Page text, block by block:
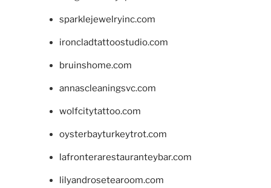
sparklejewelryinc.com
ironcladtattoostudio.com
bruinshome.com
annascleaningsvc.com
wolfcitytattoo.com
oysterbayturkeytrot.com
lafronterarestauranteybar.com
lilyandrosetearoom.com